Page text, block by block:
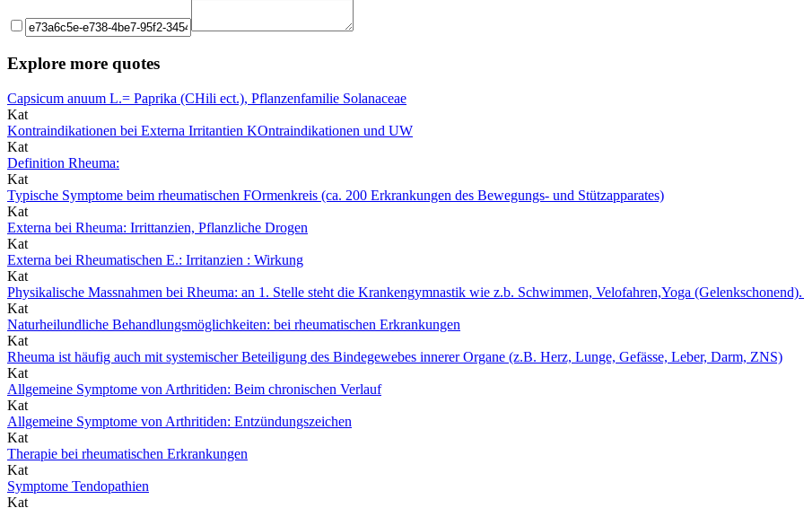
Explore more quotes
Capsicum anuum L.= Paprika (CHili ect.), Pflanzenfamilie Solanaceae
Kat
Kontraindikationen bei Externa Irritantien KOntraindikationen und UW
Kat
Definition Rheuma:
Kat
Typische Symptome beim rheumatischen FOrmenkreis (ca. 200 Erkrankungen des Bewegungs- und Stützapparates)
Kat
Externa bei Rheuma: Irrittanzien, Pflanzliche Drogen
Kat
Externa bei Rheumatischen E.: Irritanzien : Wirkung
Kat
Physikalische Massnahmen bei Rheuma: an 1. Stelle steht die Krankengymnastik wie z.b. Schwimmen, Velofahren,Yoga
Kat
Naturheilundliche Behandlungsmöglichkeiten: bei rheumatischen Erkrankungen
Kat
Rheuma ist häufig auch mit systemischer Beteiligung des Bindegewebes innerer Organe (z.B. Herz, Lunge, Gefässe, Leber, Darm, ZNS)
Kat
Allgemeine Symptome von Arthritiden: Beim chronischen Verlauf
Kat
Allgemeine Symptome von Arthritiden: Entzündungszeichen
Kat
Therapie bei rheumatischen Erkrankungen
Kat
Symptome Tendopathien
Kat